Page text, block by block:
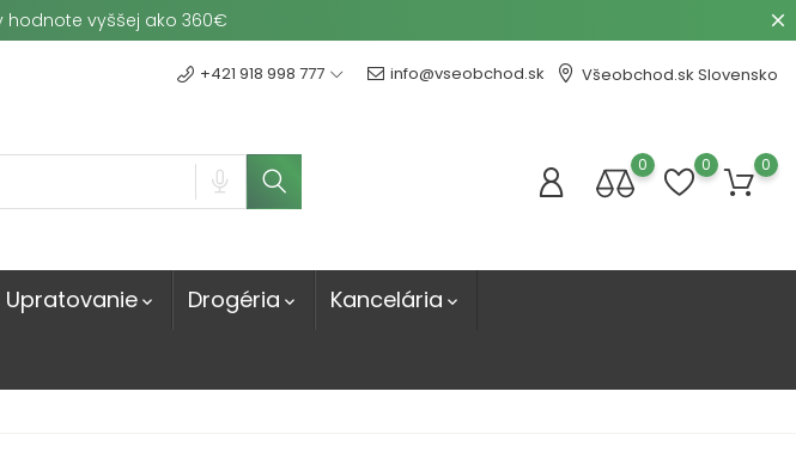
hodnote vyššej ako 360€
+421 918 998 777 info@vseobchod.sk Všeobchod.sk Slovensko
0 0 0
Upratovanie  Drogéria  Kancelária 